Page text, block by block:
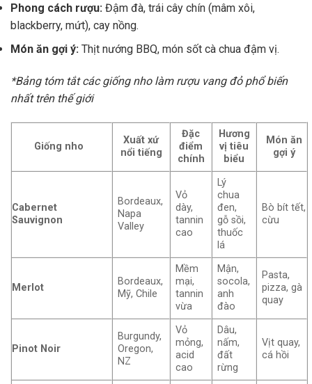
Phong cách rượu: Đậm đà, trái cây chín (mâm xôi,
blackberry, mứt), cay nồng.
Món ăn gợi ý: Thịt nướng BBQ, món sốt cà chua đậm vị.
*Bảng tóm tắt các giống nho làm rượu vang đỏ phổ biến
nhất trên thế giới
Giống nho
Xuất xứ
nổi tiếng
Đặc
điểm
chính
Hương
vị tiêu
biểu
Món ăn
gợi ý
Cabernet
Sauvignon
Bordeaux,
Napa
Valley
Vỏ
dày,
tannin
cao
Lý
chua
đen,
gỗ sồi,
thuốc
lá
Bò bít tết,
cừu
Merlot
Bordeaux,
Mỹ, Chile
Mềm
mại,
tannin
vừa
Mận,
socola,
anh
đào
Pasta,
pizza, gà
quay
Pinot Noir
Burgundy,
Oregon,
NZ
Vỏ
mỏng,
acid
cao
Dâu,
nấm,
đất
rừng
Vịt quay,
cá hồi